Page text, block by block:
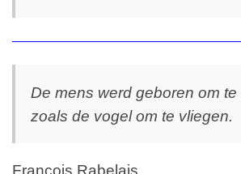
De mens werd geboren om te
zoals de vogel om te vliegen.
François Rabelais